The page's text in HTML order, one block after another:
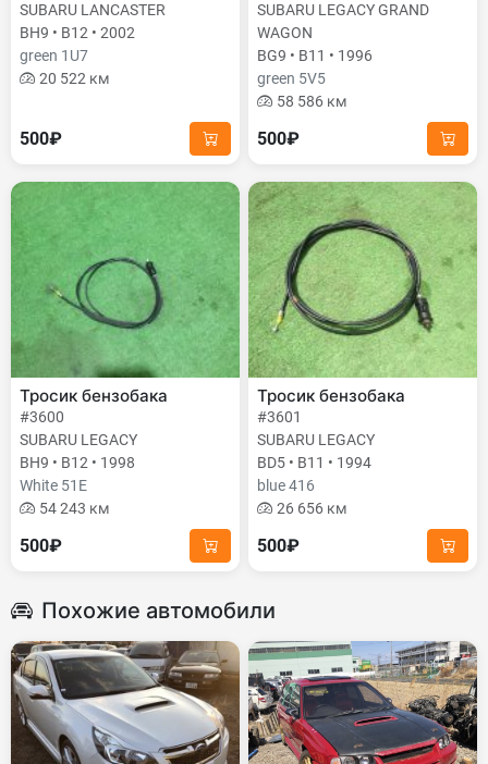
SUBARU LANCASTER
BH9 • B12 • 2002
green 1U7
20 522 км
500₽
SUBARU LEGACY GRAND
WAGON
BG9 • B11 • 1996
green 5V5
58 586 км
500₽
Тросик бензобака
#3600
SUBARU LEGACY
BH9 • B12 • 1998
White 51E
54 243 км
500₽
Тросик бензобака
#3601
SUBARU LEGACY
BD5 • B11 • 1994
blue 416
26 656 км
500₽
Похожие автомобили